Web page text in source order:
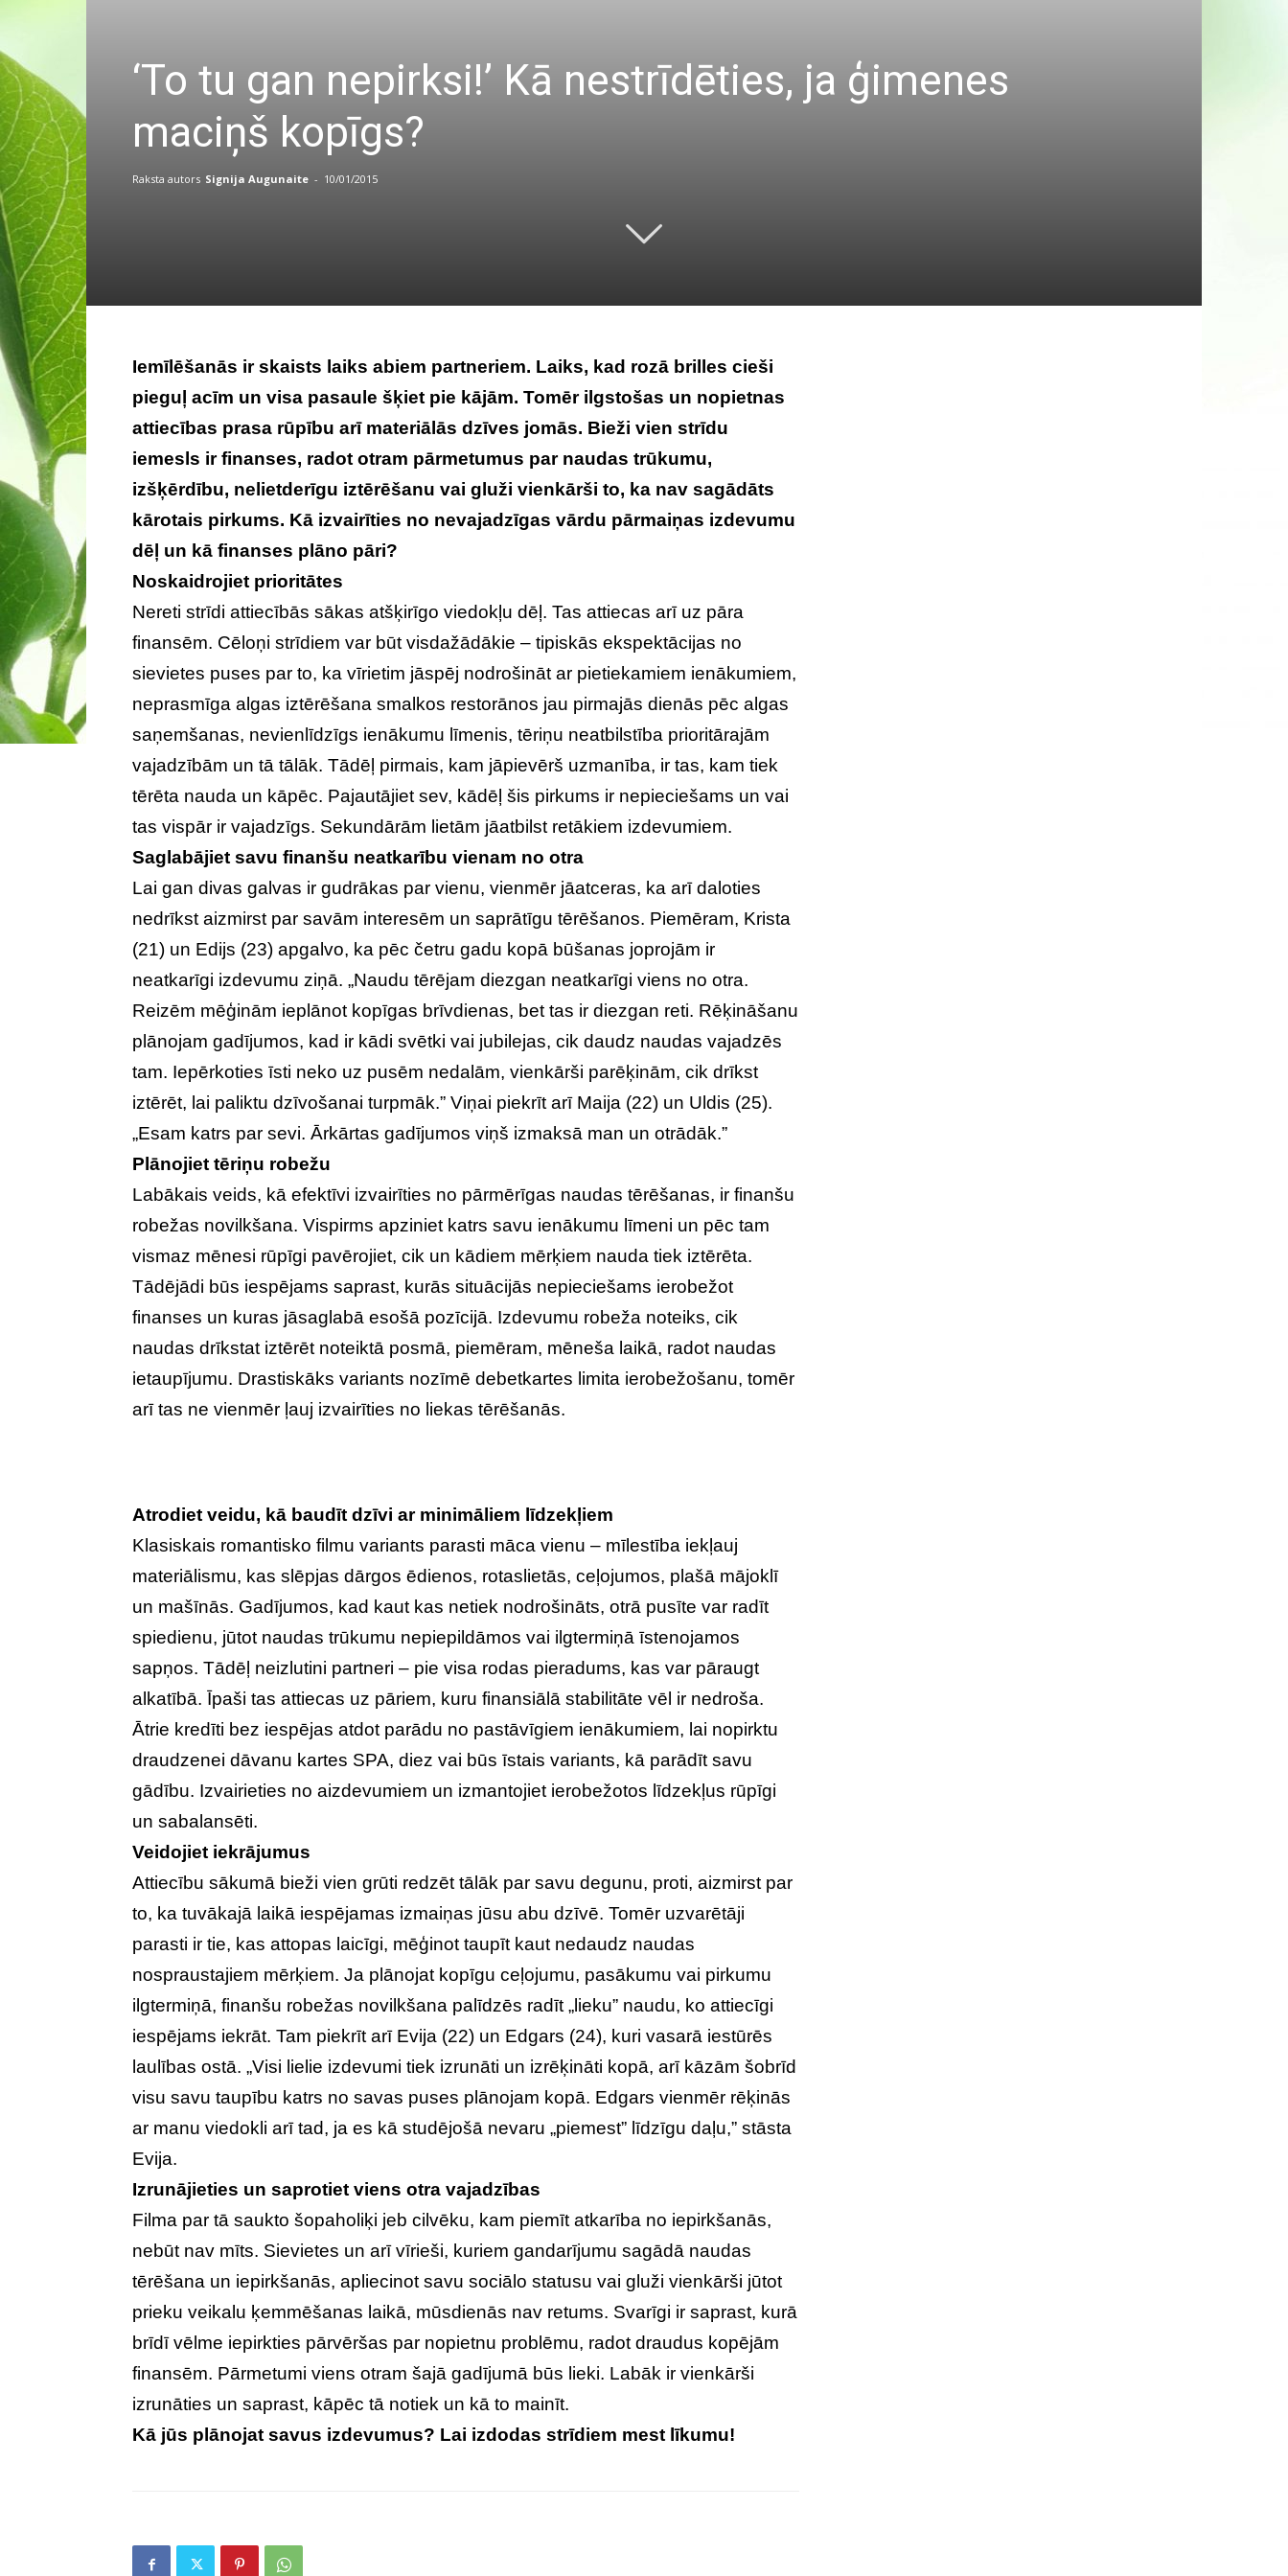
‘To tu gan nepirksi!’ Kā nestrīdēties, ja ģimenes
maciņš kopīgs?
Raksta autors Signija Augunaite - 10/01/2015
Iemīlēšanās ir skaists laiks abiem partneriem. Laiks, kad rozā brilles cieši
pieguļ acīm un visa pasaule šķiet pie kājām. Tomēr ilgstošas un nopietnas
attiecības prasa rūpību arī materiālās dzīves jomās. Bieži vien strīdu
iemesls ir finanses, radot otram pārmetumus par naudas trūkumu,
izšķērdību, nelietderīgu iztērēšanu vai gluži vienkārši to, ka nav sagādāts
kārotais pirkums. Kā izvairīties no nevajadzīgas vārdu pārmaiņas izdevumu
dēļ un kā finanses plāno pāri?
Noskaidrojiet prioritātes
Nereti strīdi attiecībās sākas atšķirīgo viedokļu dēļ. Tas attiecas arī uz pāra
finansēm. Cēloņi strīdiem var būt visdažādākie – tipiskās ekspektācijas no
sievietes puses par to, ka vīrietim jāspēj nodrošināt ar pietiekamiem ienākumiem,
neprasmīga algas iztērēšana smalkos restorānos jau pirmajās dienās pēc algas
saņemšanas, nevienlīdzīgs ienākumu līmenis, tēriņu neatbilstība prioritārajām
vajadzībām un tā tālāk. Tādēļ pirmais, kam jāpievērš uzmanība, ir tas, kam tiek
tērēta nauda un kāpēc. Pajautājiet sev, kādēļ šis pirkums ir nepieciešams un vai
tas vispār ir vajadzīgs. Sekundārām lietām jāatbilst retākiem izdevumiem.
Saglabājiet savu finanšu neatkarību vienam no otra
Lai gan divas galvas ir gudrākas par vienu, vienmēr jāatceras, ka arī daloties
nedrīkst aizmirst par savām interesēm un saprātīgu tērēšanos. Piemēram, Krista
(21) un Edijs (23) apgalvo, ka pēc četru gadu kopā būšanas joprojām ir
neatkarīgi izdevumu ziņā. „Naudu tērējam diezgan neatkarīgi viens no otra.
Reizēm mēģinām ieplānot kopīgas brīvdienas, bet tas ir diezgan reti. Rēķināšanu
plānojam gadījumos, kad ir kādi svētki vai jubilejas, cik daudz naudas vajadzēs
tam. Iepērkoties īsti neko uz pusēm nedalām, vienkārši parēķinām, cik drīkst
iztērēt, lai paliktu dzīvošanai turpmāk.” Viņai piekrīt arī Maija (22) un Uldis (25).
„Esam katrs par sevi. Ārkārtas gadījumos viņš izmaksā man un otrādāk.”
Plānojiet tēriņu robežu
Labākais veids, kā efektīvi izvairīties no pārmērīgas naudas tērēšanas, ir finanšu
robežas novilkšana. Vispirms apziniet katrs savu ienākumu līmeni un pēc tam
vismaz mēnesi rūpīgi pavērojiet, cik un kādiem mērķiem nauda tiek iztērēta.
Tādējādi būs iespējams saprast, kurās situācijās nepieciešams ierobežot
finanses un kuras jāsaglabā esošā pozīcijā. Izdevumu robeža noteiks, cik
naudas drīkstat iztērēt noteiktā posmā, piemēram, mēneša laikā, radot naudas
ietaupījumu. Drastiskāks variants nozīmē debetkartes limita ierobežošanu, tomēr
arī tas ne vienmēr ļauj izvairīties no liekas tērēšanās.
Atrodiet veidu, kā baudīt dzīvi ar minimāliem līdzekļiem
Klasiskais romantisko filmu variants parasti māca vienu – mīlestība iekļauj
materiālismu, kas slēpjas dārgos ēdienos, rotaslietās, ceļojumos, plašā mājoklī
un mašīnās. Gadījumos, kad kaut kas netiek nodrošināts, otrā pusīte var radīt
spiedienu, jūtot naudas trūkumu nepiepildāmos vai ilgtermiņā īstenojamos
sapņos. Tādēļ neizlutini partneri – pie visa rodas pieradums, kas var pāraugt
alkatībā. Īpaši tas attiecas uz pāriem, kuru finansiālā stabilitāte vēl ir nedroša.
Ātrie kredīti bez iespējas atdot parādu no pastāvīgiem ienākumiem, lai nopirktu
draudzenei dāvanu kartes SPA, diez vai būs īstais variants, kā parādīt savu
gādību. Izvairieties no aizdevumiem un izmantojiet ierobežotos līdzekļus rūpīgi
un sabalansēti.
Veidojiet iekrājumus
Attiecību sākumā bieži vien grūti redzēt tālāk par savu degunu, proti, aizmirst par
to, ka tuvākajā laikā iespējamas izmaiņas jūsu abu dzīvē. Tomēr uzvarētāji
parasti ir tie, kas attopas laicīgi, mēģinot taupīt kaut nedaudz naudas
nospraustajiem mērķiem. Ja plānojat kopīgu ceļojumu, pasākumu vai pirkumu
ilgtermiņā, finanšu robežas novilkšana palīdzēs radīt „lieku” naudu, ko attiecīgi
iespējams iekrāt. Tam piekrīt arī Evija (22) un Edgars (24), kuri vasarā iestūrēs
laulības ostā. „Visi lielie izdevumi tiek izrunāti un izrēķināti kopā, arī kāzām šobrīd
visu savu taupību katrs no savas puses plānojam kopā. Edgars vienmēr rēķinās
ar manu viedokli arī tad, ja es kā studējošā nevaru „piemest” līdzīgu daļu,” stāsta
Evija.
Izrunājieties un saprotiet viens otra vajadzības
Filma par tā saukto šopaholiķi jeb cilvēku, kam piemīt atkarība no iepirkšanās,
nebūt nav mīts. Sievietes un arī vīrieši, kuriem gandarījumu sagādā naudas
tērēšana un iepirkšanās, apliecinot savu sociālo statusu vai gluži vienkārši jūtot
prieku veikalu ķemmēšanas laikā, mūsdienās nav retums. Svarīgi ir saprast, kurā
brīdī vēlme iepirkties pārvēršas par nopietnu problēmu, radot draudus kopējām
finansēm. Pārmetumi viens otram šajā gadījumā būs lieki. Labāk ir vienkārši
izrunāties un saprast, kāpēc tā notiek un kā to mainīt.
Kā jūs plānojat savus izdevumus? Lai izdodas strīdiem mest līkumu!